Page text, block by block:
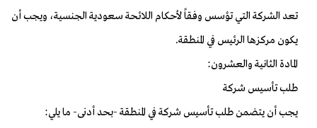
تعد الشركة التي تؤسس وفقاً لأحكام اللائحة سعودية الجنسية، ويجب أن
يكون مركزها الرئيس في المنطقة.
المادة الثانية والعشرون:
طلب تأسيس شركة
يجب أن يتضمن طلب تأسيس شركة في المنطقة -بحد أدنى- ما يلي: